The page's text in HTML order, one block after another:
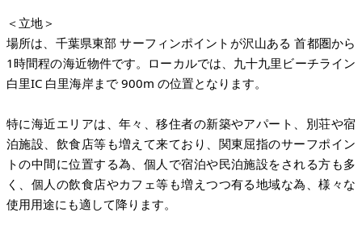
＜立地＞
場所は、千葉県東部 サーフィンポイントが沢山ある 首都圏から
1時間程の海近物件です。ローカルでは、九十九里ビーチライン
白里IC 白里海岸まで 900m の位置となります。
特に海近エリアは、年々、移住者の新築やアパート、別荘や宿
泊施設、飲食店等も増えて来ており、関東屈指のサーフポイン
トの中間に位置する為、個人で宿泊や民泊施設をされる方も多
く、個人の飲食店やカフェ等も増えつつ有る地域な為、様々な
使用用途にも適して降ります。